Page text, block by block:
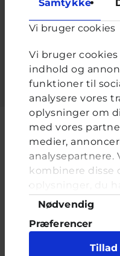
Samtykke
Vi bruger cookies
Vi bruger
indhold og
funktioner til
analysere vores
oplysninger om
med vores
medier,
analysepartnere.
kombinere disse
oplysninger, du
de har indsamlet
tjenester. Du
hvis du
hjemmeside.
Samtykkevalg
Nødvendig
Præferencer
Tillad
Adgangskode*
Cyberhus er et klubhus på
en voksen og få
tanker i ung-til-ung eller
kan du være dig selv, og har